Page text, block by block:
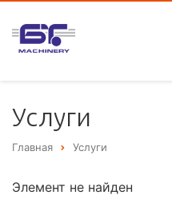
Услуги
Главная Услуги
Элемент не найден